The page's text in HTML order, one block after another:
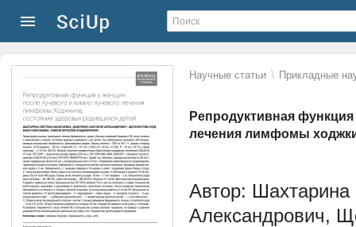
Научные статьи \ Прикладные
Репродуктивная
лечения лимфомы
Автор: Шахтарина
Александрович,